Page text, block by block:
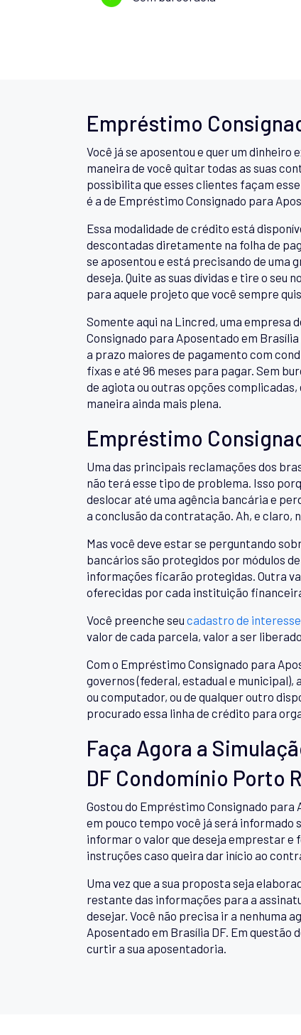
Empréstimo
Você já se aposentou e quer um
maneira de você quitar todas as suas
possibilita que esses clientes façam
é a de Empréstimo Consignado para
Essa modalidade de crédito está
descontadas diretamente na folha de
se aposentou e está precisando de uma
deseja. Quite as suas dívidas e tire o seu
para aquele projeto que você sempre
Somente aqui na Lincred, uma empresa
Consignado para Aposentado em
a prazo maiores de pagamento com
fixas e até 96 meses para pagar. Sem
de agiota ou outras opções
maneira ainda mais plena.
Empréstimo
Uma das principais reclamações dos
não terá esse tipo de problema. Isso
deslocar até uma agência bancária e
a conclusão da contratação. Ah, e claro,
Mas você deve estar se perguntando
bancários são protegidos por módulos
informações ficarão protegidas. Outra
oferecidas por cada instituição
Você preenche seu cadastro de interesse
valor de cada parcela, valor a ser
Com o Empréstimo Consignado para
governos (federal, estadual e municipal),
ou computador, ou de qualquer outro
procurado essa linha de crédito para
Faça Agora a
DF Condomínio Porto
Gostou do Empréstimo Consignado
em pouco tempo você já será informado
informar o valor que deseja emprestar e
instruções caso queira dar início ao
Uma vez que a sua proposta seja
restante das informações para a
desejar. Você não precisa ir a nenhuma
Aposentado em Brasília DF. Em
curtir a sua aposentadoria.